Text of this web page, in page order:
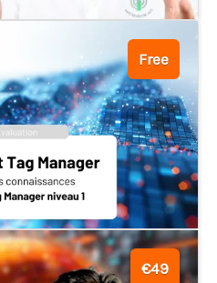
Free
€49